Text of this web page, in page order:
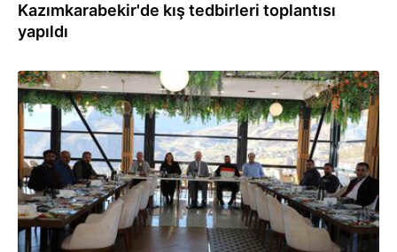
Kazımkarabekir'de kış tedbirleri toplantısı
yapıldı
06.11.2023